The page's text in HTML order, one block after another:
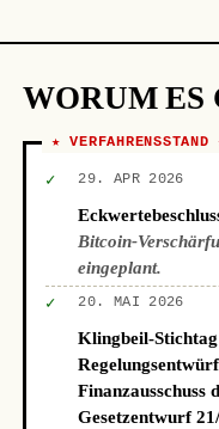
WORUM ES
★ VERFAHRENSSTAND
✓ 29. APR 2026
Bitcoin-
eingeplant.
✓ 20. MAI 2026
Klingbeil-
Finanzausschuss
Gesetzentwurf